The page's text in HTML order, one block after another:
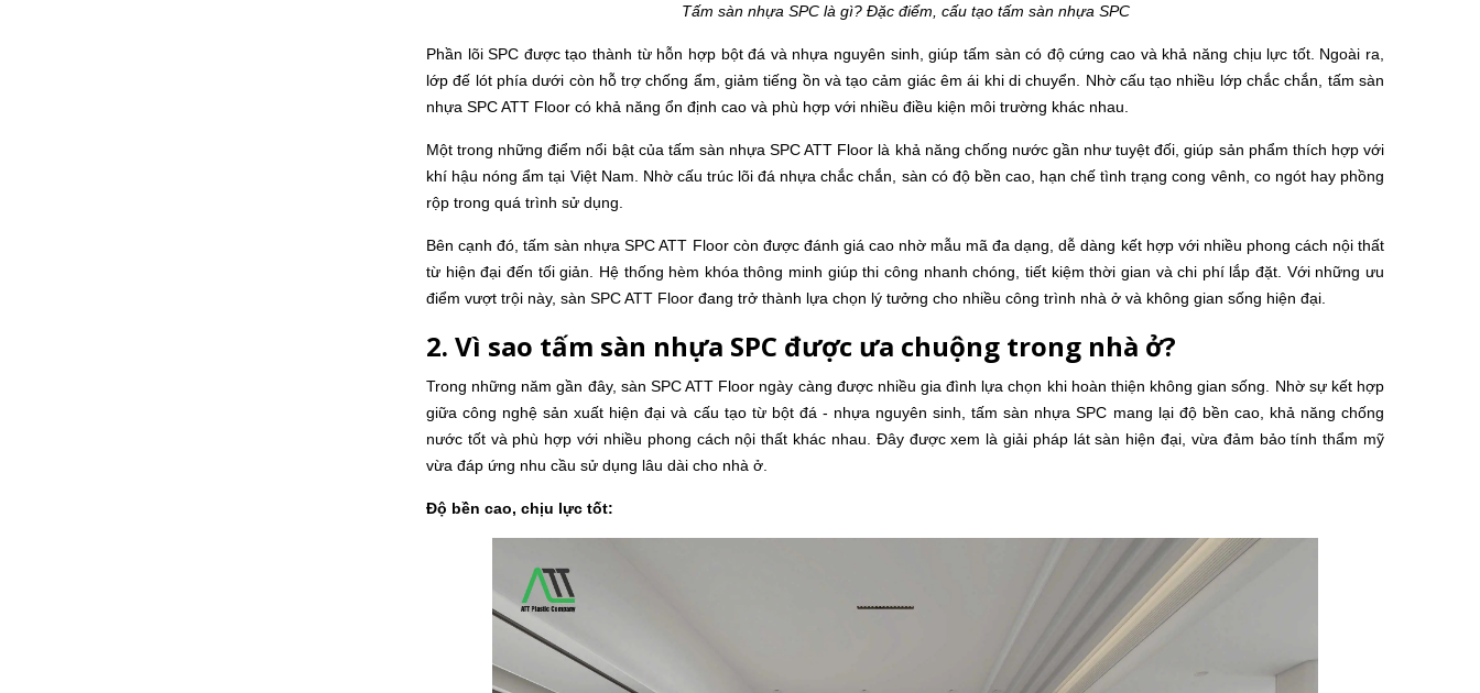
Tấm sàn nhựa SPC là gì? Đặc điểm, cấu tạo tấm sàn nhựa SPC
Phần lõi SPC được tạo thành từ hỗn hợp bột đá và nhựa nguyên sinh, giúp tấm sàn có độ cứng cao và khả năng chịu lực tốt. Ngoài ra,
lớp đế lót phía dưới còn hỗ trợ chống ẩm, giảm tiếng ồn và tạo cảm giác êm ái khi di chuyển. Nhờ cấu tạo nhiều lớp chắc chắn, tấm sàn
nhựa SPC ATT Floor có khả năng ổn định cao và phù hợp với nhiều điều kiện môi trường khác nhau.
Một trong những điểm nổi bật của tấm sàn nhựa SPC ATT Floor là khả năng chống nước gần như tuyệt đối, giúp sản phẩm thích hợp với
khí hậu nóng ẩm tại Việt Nam. Nhờ cấu trúc lõi đá nhựa chắc chắn, sàn có độ bền cao, hạn chế tình trạng cong vênh, co ngót hay phồng
rộp trong quá trình sử dụng.
Bên cạnh đó, tấm sàn nhựa SPC ATT Floor còn được đánh giá cao nhờ mẫu mã đa dạng, dễ dàng kết hợp với nhiều phong cách nội thất
từ hiện đại đến tối giản. Hệ thống hèm khóa thông minh giúp thi công nhanh chóng, tiết kiệm thời gian và chi phí lắp đặt. Với những ưu
điểm vượt trội này, sàn SPC ATT Floor đang trở thành lựa chọn lý tưởng cho nhiều công trình nhà ở và không gian sống hiện đại.
2. Vì sao tấm sàn nhựa SPC được ưa chuộng trong nhà ở?
Trong những năm gần đây, sàn SPC ATT Floor ngày càng được nhiều gia đình lựa chọn khi hoàn thiện không gian sống. Nhờ sự kết hợp
giữa công nghệ sản xuất hiện đại và cấu tạo từ bột đá - nhựa nguyên sinh, tấm sàn nhựa SPC mang lại độ bền cao, khả năng chống
nước tốt và phù hợp với nhiều phong cách nội thất khác nhau. Đây được xem là giải pháp lát sàn hiện đại, vừa đảm bảo tính thẩm mỹ
vừa đáp ứng nhu cầu sử dụng lâu dài cho nhà ở.
Độ bền cao, chịu lực tốt: